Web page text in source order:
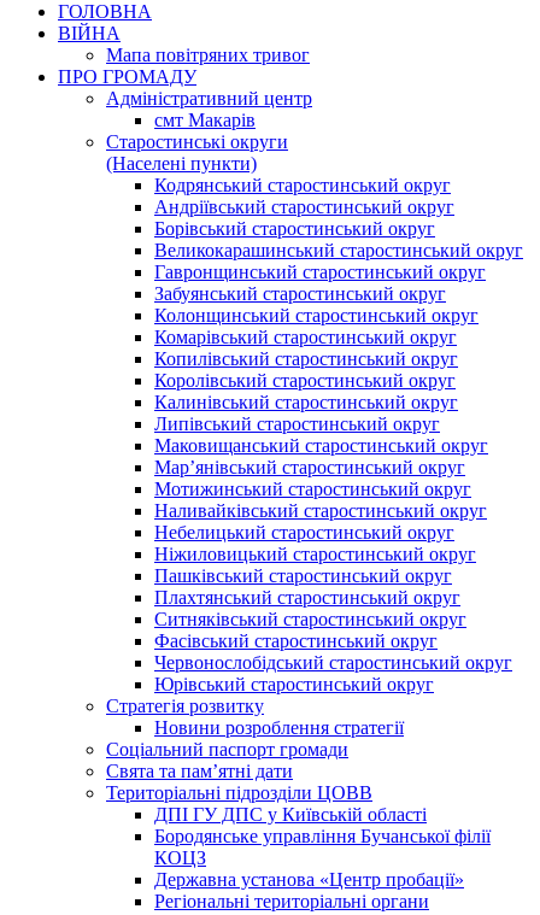
ГОЛОВНА
ВІЙНА
Мапа повітряних тривог
ПРО ГРОМАДУ
Aдміністративний центр
смт Макарів
Старостинські округи
(Населені пункти)
Кодрянський старостинський округ
Андріївський старостинський округ
Борівський старостинський округ
Великокарашинський старостинський округ
Гавронщинський старостинський округ
Забуянський старостинський округ
Колонщинський старостинський округ
Комарівський старостинський округ
Копилівський старостинський округ
Королівський старостинський округ
Калинівський старостинський округ
Липівський старостинський округ
Маковищанський старостинський округ
Мар’янівський старостинський округ
Мотижинський старостинський округ
Наливайківський старостинський округ
Небелицький старостинський округ
Ніжиловицький старостинський округ
Пашківський старостинський округ
Плахтянський старостинський округ
Ситняківський старостинський округ
Фасівський старостинський округ
Червонослобідський старостинський округ
Юрівський старостинський округ
Стратегія розвитку
Новини розроблення стратегії
Соціальний паспорт громади
Свята та пам’ятні дати
Територіальні підрозділи ЦОВВ
ДПІ ГУ ДПС у Київській області
Бородянське управління Бучанської філії
КОЦЗ
Державна установа «Центр пробації»
Регіональні територіальні органи